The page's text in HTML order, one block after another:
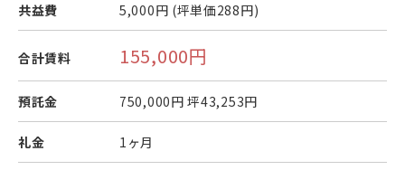
共益費 5,000円 (坪単価288円)
合計賃料 155,000円
預託金 750,000円 坪43,253円
礼金 1ヶ月